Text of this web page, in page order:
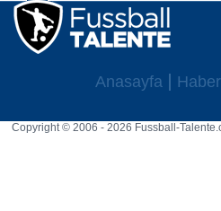
Anasayfa
Copyright © 2006 - 2026 Fussball-